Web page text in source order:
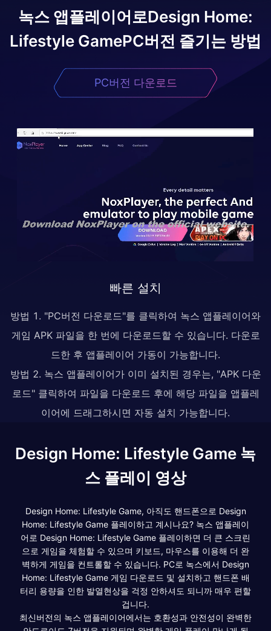
녹스 앱플레이어로Design Home:
Lifestyle GamePC버전 즐기는 방법
PC버전 다운로드
빠른 설치
방법 1. "PC버전 다운로드"를 클릭하여 녹스 앱플레이어와
게임 APK 파일을 한 번에 다운로드할 수 있습니다. 다운로
드한 후 앱플레이어 가동이 가능합니다.
방법 2. 녹스 앱플레이어가 이미 설치된 경우는, "APK 다운
로드" 클릭하여 파일을 다운로드 후에 해당 파일을 앱플레
이어에 드래그하시면 자동 설치 가능합니다.
Design Home: Lifestyle Game 녹
스 플레이 영상
Design Home: Lifestyle Game, 아직도 핸드폰으로 Design
Home: Lifestyle Game 플레이하고 계시나요? 녹스 앱플레이
어로 Design Home: Lifestyle Game 플레이하면 더 큰 스크린
으로 게임을 체험할 수 있으며 키보드, 마우스를 이용해 더 완
벽하게 게임을 컨트롤할 수 있습니다. PC로 녹스에서 Design
Home: Lifestyle Game 게임 다운로드 및 설치하고 핸드폰 배
터리 용량을 인한 발열현상을 걱정 안하셔도 되니까 매우 편할
겁니다.
최신버전의 녹스 앱플레이어에서는 호환성과 안전성이 완벽한